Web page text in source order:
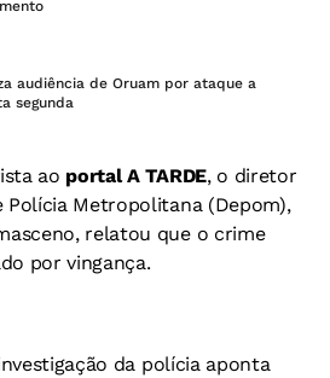
audiência de Oruam por ataque a
segunda
ao portal A TARDE, o diretor
Metropolitana (Depom),
relatou que o crime
por vingança.
da polícia aponta